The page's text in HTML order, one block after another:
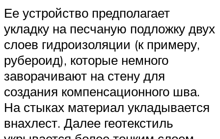
Ее устройство предполагает
укладку на песчаную подложку двух
слоев гидроизоляции (к примеру,
рубероид), которые немного
заворачивают на стену для
создания компенсационного шва.
На стыках материал укладывается
внахлест. Далее геотекстиль